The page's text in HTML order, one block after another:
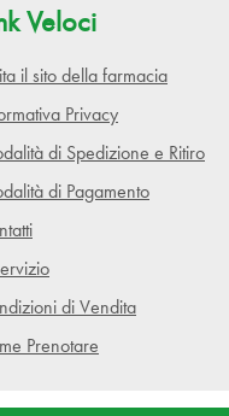
Veloci
il sito della farmacia
Privacy
di Spedizione e Ritiro
di Pagamento
di Vendita
Prenotare